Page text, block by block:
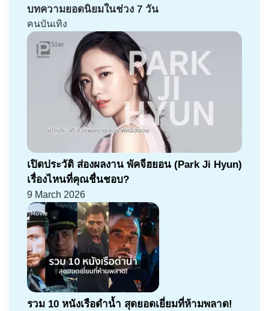
บทความยอดนิยมในช่วง 7 วัน
คนบันเทิง
เปิดประวัติ ส่องผลงาน พัคจีฮยอน (Park Ji Hyun)
เรื่องไหนที่คุณชื่นชอบ?
9 March 2026
รวม 10 หนังเรือดำน้ำ สุดยอดเยี่ยมที่ห้ามพลาด!